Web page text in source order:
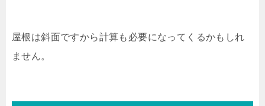
屋根は斜面ですから計算も必要になってくるかもしれ
ません。